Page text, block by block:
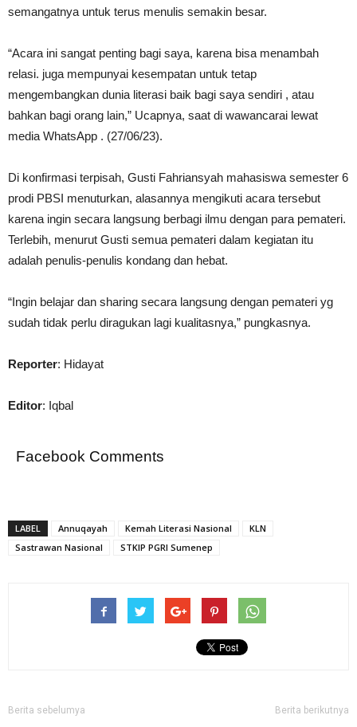
semangatnya untuk terus menulis semakin besar.
“Acara ini sangat penting bagi saya, karena bisa menambah
relasi. juga mempunyai kesempatan untuk tetap
mengembangkan dunia literasi baik bagi saya sendiri , atau
bahkan bagi orang lain,” Ucapnya, saat di wawancarai lewat
media WhatsApp . (27/06/23).
Di konfirmasi terpisah, Gusti Fahriansyah mahasiswa semester 6
prodi PBSI menuturkan, alasannya mengikuti acara tersebut
karena ingin secara langsung berbagi ilmu dengan para pemateri.
Terlebih, menurut Gusti semua pemateri dalam kegiatan itu
adalah penulis-penulis kondang dan hebat.
“Ingin belajar dan sharing secara langsung dengan pemateri yg
sudah tidak perlu diragukan lagi kualitasnya,” pungkasnya.
Reporter: Hidayat
Editor: Iqbal
Facebook Comments
LABEL Annuqayah Kemah Literasi Nasional
KLN
Sastrawan Nasional
STKIP PGRI Sumenep
Berita sebelumya Berita berikutnya